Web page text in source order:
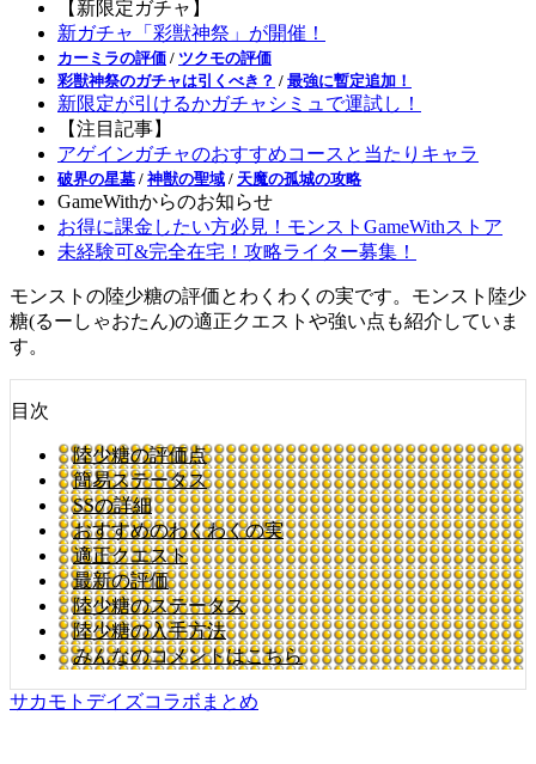
【新限定ガチャ】
新ガチャ「彩獣神祭」が開催！
カーミラの評価 / ツクモの評価
彩獣神祭のガチャは引くべき？ / 最強に暫定追加！
新限定が引けるかガチャシミュで運試し！
【注目記事】
アゲインガチャのおすすめコースと当たりキャラ
破界の星墓 / 神獣の聖域 / 天魔の孤城の攻略
GameWithからのお知らせ
お得に課金したい方必見！モンストGameWithストア
未経験可&完全在宅！攻略ライター募集！
モンストの陸少糖の評価とわくわくの実です。モンスト陸少
糖(るーしゃおたん)の適正クエストや強い点も紹介していま
す。
目次
陸少糖の評価点
簡易ステータス
SSの詳細
おすすめのわくわくの実
適正クエスト
最新の評価
陸少糖のステータス
陸少糖の入手方法
みんなのコメントはこちら
サカモトデイズコラボまとめ